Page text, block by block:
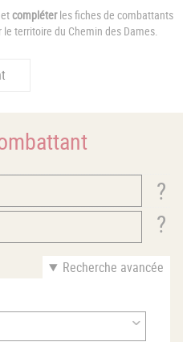
compléterles fiches de combattants
territoire du Chemin des Dames.
Recherche avancée